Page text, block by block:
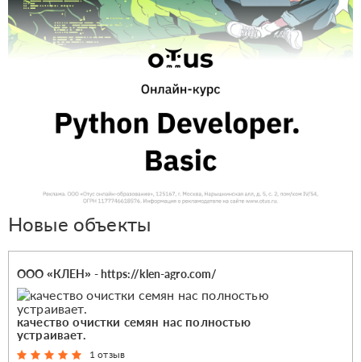
Новые объекты
ООО «КЛЕН» - https://klen-agro.com/
качество очистки семян нас полностью
устраивает.
1 отзыв